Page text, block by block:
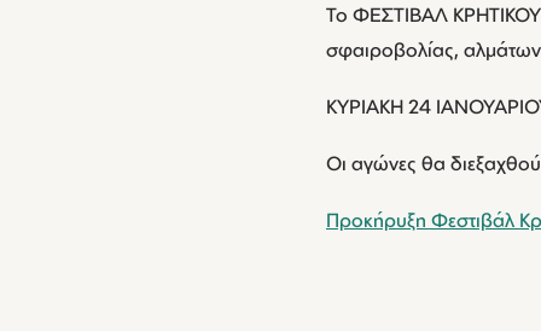
Το ΦΕΣΤΙΒΑΛ ΚΡΗΤΙΚΟΥ
σφαιροβολίας,
ΚΥΡΙΑΚΗ 24
Οι αγώνες θα
Προκήρυξη Φεστιβάλ